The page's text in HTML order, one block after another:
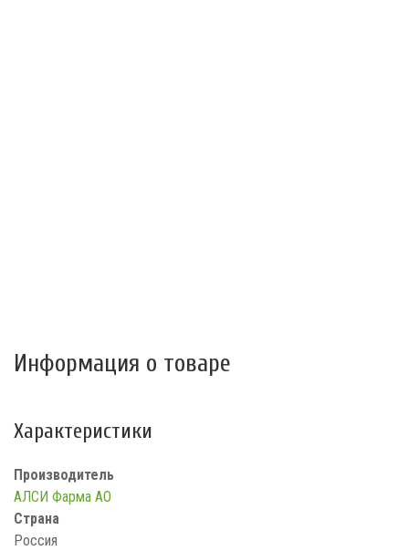
Информация о товаре
Характеристики
Производитель
АЛСИ Фарма АО
Страна
Россия